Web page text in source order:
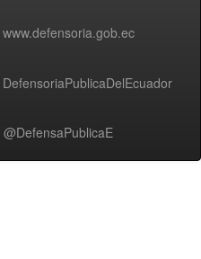
www.defensoria.gob.ec
DefensoriaPublicaDelEcuador
@DefensaPublicaE